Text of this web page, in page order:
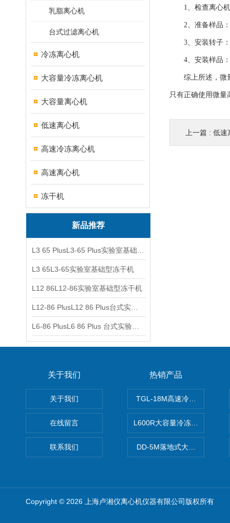
乳脂离心机
台式过滤离心机
冷冻离心机
大容量冷冻离心机
大容量离心机
低速离心机
高速冷冻离心机
高速离心机
冻干机
新品推荐
L3 65L3-65实验室基础型冻干机
L12 86L12-86实验室基础型冻干机
1、检查离心机
2、准备样品：
3、安装转子：
4、安装样品：
综上所述，微量
只有正确使用微量
上一篇 : 低速
关于我们
关于我们
在线留言
联系我们
热销产品
TGL-18M高速冷冻离心机厂
L600R大容量冷冻离心机报价
DD-5M落地式大容量离心机
Copyright © 2026 上海卢湘仪离心机仪器有限公司版权所有